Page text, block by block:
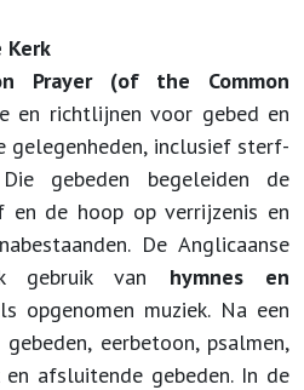
Kerk
Prayer (of the Common
en richtlijnen voor gebed en
gelegenheden, inclusief sterf-
gebeden begeleiden de
de hoop op verrijzenis en
De Anglicaanse
gebruik van hymnes en
opgenomen muziek. Na een
eerbetoon, psalmen,
afsluitende gebeden. In de